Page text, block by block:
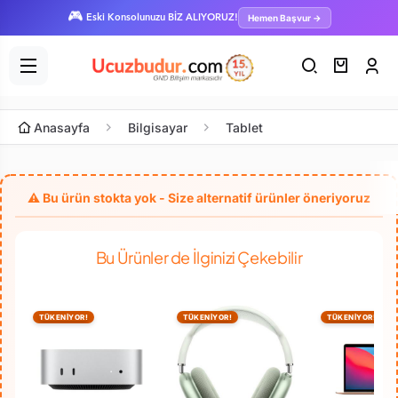
🎮 Eski Konsolunuzu BİZ ALIYORUZ! Hemen Başvur →
Anasayfa Bilgisayar Tablet
Bu Ürünler de İlginizi Çekebilir
TÜKENİYOR! TÜKENİYOR! TÜKENİYOR!